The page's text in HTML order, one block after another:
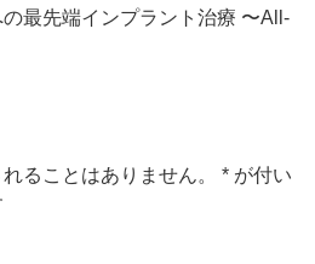
の最先端インプラント治療 〜All-
ることはありません。 * が付い